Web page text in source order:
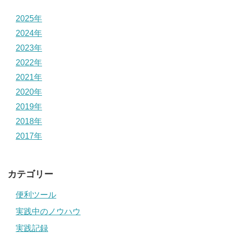
2025年
2024年
2023年
2022年
2021年
2020年
2019年
2018年
2017年
カテゴリー
便利ツール
実践中のノウハウ
実践記録